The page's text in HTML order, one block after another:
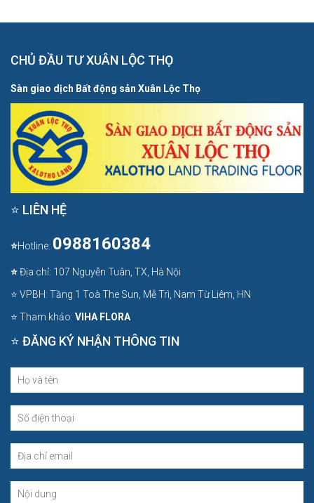
CHỦ ĐẦU TƯ XUÂN LỘC THỌ
Sàn giao dịch Bất động sản Xuân Lộc Thọ
⭐ LIÊN HỆ
⭐Hotline: 0988160384
⭐Địa chỉ: 107 Nguyễn Tuân, TX, Hà Nội
⭐ VPBH: Tầng 1 Toà The Sun, Mễ Trì, Nam Từ Liêm, HN
⭐ Tham khảo: VIHA FLORA
⭐ ĐĂNG KÝ NHẬN THÔNG TIN